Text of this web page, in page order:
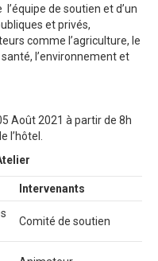
de soutien et d’un
et privés,
comme l’agriculture, le
l’environnement et
Août 2021 à partir de 8h
l’hôtel.
Intervenants
Comité de soutien